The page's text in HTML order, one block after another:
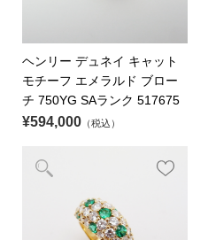
ヘンリー デュネイ キャット
モチーフ エメラルド ブロー
チ 750YG SAランク 517675
¥594,000（税込）